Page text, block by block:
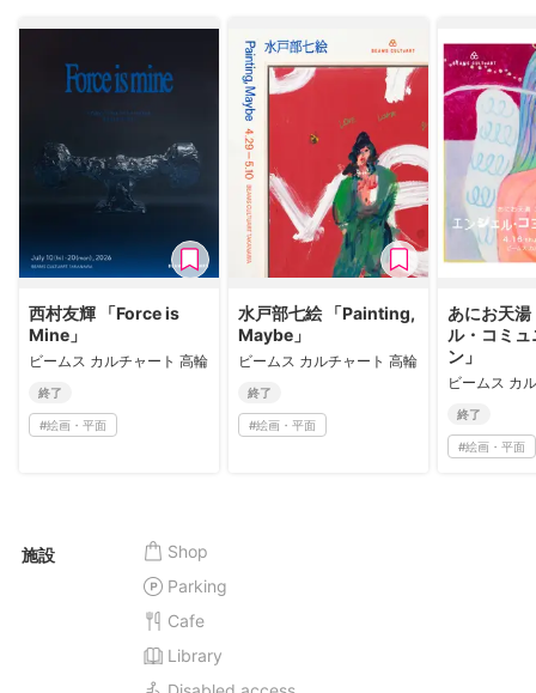
西村友輝 「Force is
Mine」
ビームス カルチャート 高輪
終了
#絵画・平面
水戸部七絵 「Painting,
Maybe」
ビームス カルチャート 高輪
終了
#絵画・平面
あにお天
ル・コミ
ン」
ビームス カ
終了
#絵画・平面
施設
Shop
Parking
Cafe
Library